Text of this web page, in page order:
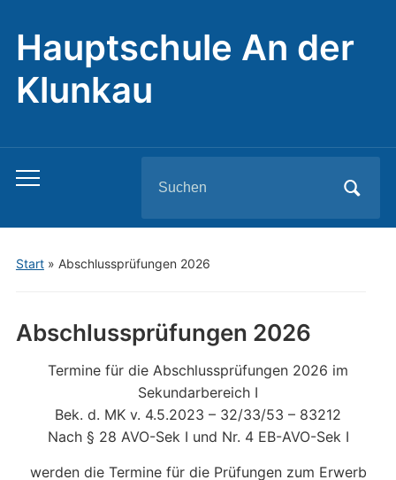
Hauptschule An der
Klunkau
Toggle
menu
for:
Start» Abschlussprüfungen 2026
Abschlussprüfungen 2026
Termine für die Abschlussprüfungen 2026 im
Sekundarbereich I
Bek. d. MK v. 4.5.2023 – 32/33/53 – 83212
Nach § 28 AVO-Sek I und Nr. 4 EB-AVO-Sek I
werden die Termine für die Prüfungen zum Erwerb